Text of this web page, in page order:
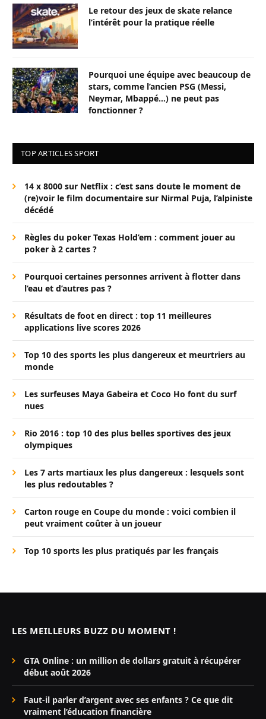
Le retour des jeux de skate relance
l’intérêt pour la pratique réelle
Pourquoi une équipe avec beaucoup de
stars, comme l’ancien PSG (Messi,
Neymar, Mbappé…) ne peut pas
fonctionner ?
TOP ARTICLES SPORT
14 x 8000 sur Netflix : c’est sans doute le moment de
(re)voir le film documentaire sur Nirmal Puja, l’alpiniste
décédé
Règles du poker Texas Hold’em : comment jouer au
poker à 2 cartes ?
Pourquoi certaines personnes arrivent à flotter dans
l’eau et d’autres pas ?
Résultats de foot en direct : top 11 meilleures
applications live scores 2026
Top 10 des sports les plus dangereux et meurtriers au
monde
Les surfeuses Maya Gabeira et Coco Ho font du surf
nues
Rio 2016 : top 10 des plus belles sportives des jeux
olympiques
Les 7 arts martiaux les plus dangereux : lesquels sont
les plus redoutables ?
Carton rouge en Coupe du monde : voici combien il
peut vraiment coûter à un joueur
Top 10 sports les plus pratiqués par les français
LES MEILLEURS BUZZ DU MOMENT !
GTA Online : un million de dollars gratuit à récupérer
début août 2026
Faut-il parler d’argent avec ses enfants ? Ce que dit
vraiment l’éducation financière